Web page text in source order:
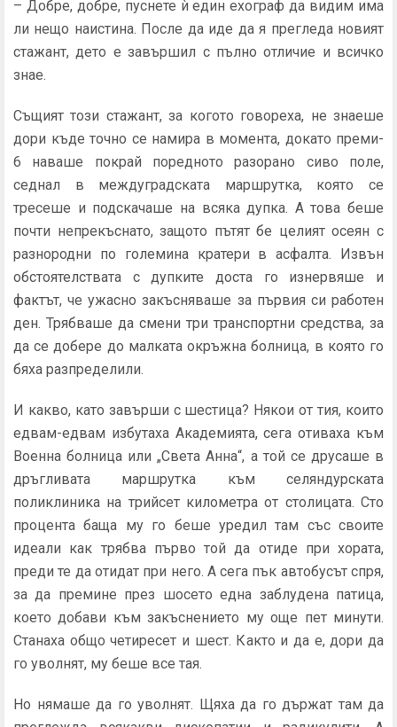
– Добре, добре, пуснете ѝ един ехограф да видим има
ли нещо наистина. После да иде да я прегледа новият
стажант, дето е завършил с пълно отличие и всичко
знае.
Същият този стажант, за когото говореха, не знаеше
дори къде точно се намира в момента, докато преми-
6 наваше покрай поредното разорано сиво поле,
седнал в междуградската маршрутка, която се
тресеше и подскачаше на всяка дупка. А това беше
почти непрекъснато, защото пътят бе целият осеян с
разнородни по големина кратери в асфалта. Извън
обстоятелствата с дупките доста го изнервяше и
фактът, че ужасно закъсняваше за първия си работен
ден. Трябваше да смени три транспортни средства, за
да се добере до малката окръжна болница, в която го
бяха разпределили.
И какво, като завърши с шестица? Някои от тия, които
едвам-едвам избутаха Академията, сега отиваха към
Военна болница или „Света Анна“, а той се друсаше в
дръгливата маршрутка към селяндурската
поликлиника на трийсет километра от столицата. Сто
процента баща му го беше уредил там със своите
идеали как трябва първо той да отиде при хората,
преди те да отидат при него. А сега пък автобусът спря,
за да премине през шосето една заблудена патица,
което добави към закъснението му още пет минути.
Станаха общо четиресет и шест. Както и да е, дори да
го уволнят, му беше все тая.
Но нямаше да го уволнят. Щяха да го държат там да